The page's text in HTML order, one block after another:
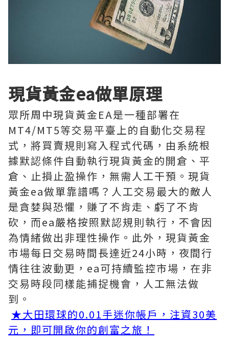
現貨黃金ea做單原理
眾所周中現貨黃金EA是一種部署在
MT4/MT5等交易平臺上的自動化交易程
式，將買賣規則寫入程式代碼，由系統根
據默認條件自動執行現貨黃金的開倉、平
倉、止損止盈操作，無需人工干預。現貨
黃金ea做單靠譜嗎？人工交易最大的敵人
是貪婪與恐懼，賺了不肯走、虧了不肯
砍，而ea嚴格按照默認規則執行，不會因
為情緒做出非理性操作。此外，現貨黃金
市場每日交易時間長達近24小時，夜間行
情往往波動更，ea可持續監控市場，在非
交易時段同樣能捕捉機會，人工無法做
到。
★大田環球的0.01手迷你帳戶，注資30美
元，即可開啟你的創富之旅！